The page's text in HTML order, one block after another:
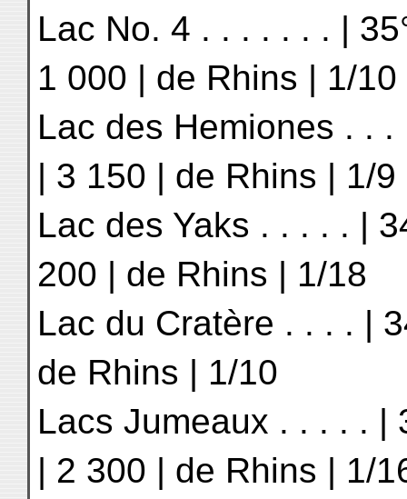
Lac No. 4 . . . . . . . |
1 000 | de Rhins | 1/10
Lac des Hemiones . . .
| 3 150 | de Rhins | 1/9
Lac des Yaks . . . . . |
200 | de Rhins | 1/18
Lac du Cratère . . . . |
de Rhins | 1/10
Lacs Jumeaux . . . . . |
| 2 300 | de Rhins | 1/